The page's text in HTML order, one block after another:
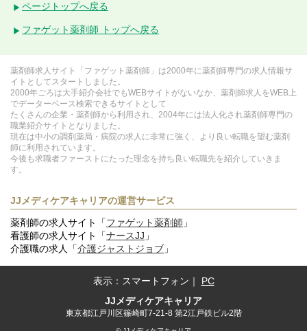
ページトップへ戻る
ファゲット薬剤師 トップへ戻る
薬剤師求人サイト「ファゲット薬剤師」は2000年に薬剤師専門の求人情報サ
イトとしてスタートしました。
2000年ごろは大手紹介会社でもWEBサイトがないなか、薬剤師求人をWEB上
でデーターベース検索できるサイトとして
たくさんの企業・薬剤師から利用され、2004年には法人化され薬剤師専門の
職業紹介サイトとなりました。
現在は中小の調剤薬局・病院の求人に非常に強く、より良い転職を望む薬剤
師に利用されています。
今後も求職者ファーストにたった理念を持ち良い転職先を紹介していきま
す。
JJメディケアキャリアの運営サービス
薬剤師の求人サイト「ファゲット薬剤師 」
看護師の求人サイト「ナースJJ 」
介護職の求人「介護ジャストジョブ 」
表示： スマートフォン ｜ PC
JJメディケアキャリア
東京都江戸川区篠崎町7-21-8 第2江戸鉄ビル2階